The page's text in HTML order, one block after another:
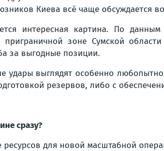
Киева всё чаще обсуждается
интересная картина. По
зоне Сумской
за выгодные позиции.
удары выглядят особенно
резервов, либо с
сразу?
для новой масштабной